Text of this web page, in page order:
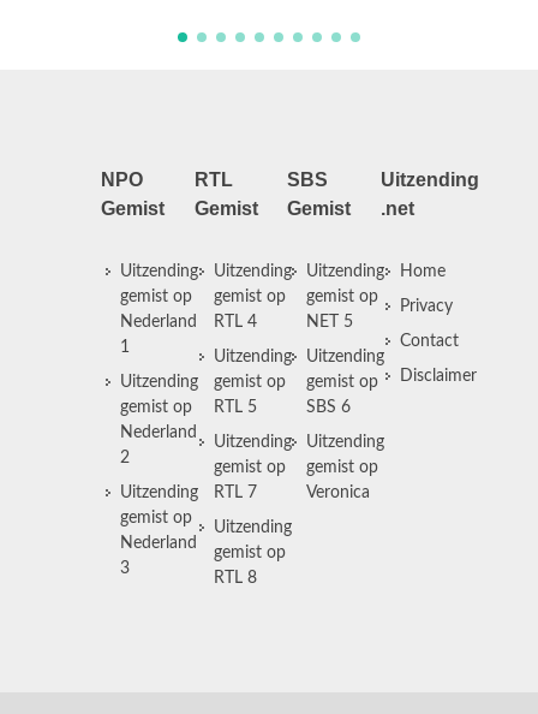
NPO
Gemist
Uitzending
gemist op
Nederland
1
Uitzending
gemist op
Nederland
2
Uitzending
gemist op
Nederland
3
RTL
Gemist
Uitzending
gemist op
RTL 4
Uitzending
gemist op
RTL 5
Uitzending
gemist op
RTL 7
Uitzending
gemist op
RTL 8
SBS
Gemist
Uitzending
gemist op
NET 5
Uitzending
gemist op
SBS 6
Uitzending
gemist op
Veronica
Uitzending
.net
Home
Privacy
Contact
Disclaimer